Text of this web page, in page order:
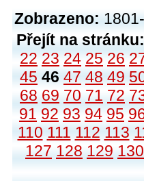
Zobrazeno:
Přejít na stránku:
22 23 24 25 26
45 46 47 48 49
68 69 70 71 72
91 92 93 94 95
110 111 112 113
127 128 129 130